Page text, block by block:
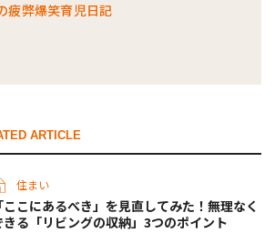
疲弊爆笑育児日記
ARTICLE
住まい
「ここにあるべき」を見直してみた！無理なく
きる「リビングの収納」3つのポイント